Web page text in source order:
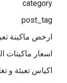
category
post_tag
ارخص ماكينة
اسعار ماكينات
اكياس تعبئة و